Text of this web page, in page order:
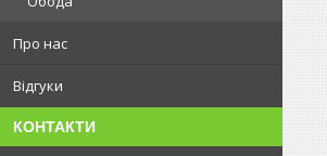
Про нас
Відгуки
КОНТАКТИ